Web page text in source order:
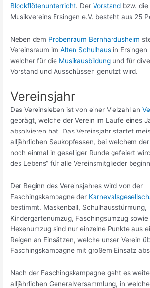
Blockflötenunterricht. DerVorstand bzw.
Musikvereins Ersingen e.V. besteht aus 25
Neben dem Probenraum Bernhardusheim
Vereinsraum imAlten Schulhaus in Ersingen
welcher für die Musikausbildung und für
Vorstand und Ausschüssen genutzt wird.
Vereinsjahr
Das Vereinsleben ist von einer Vielzahl an
geprägt, welche der Verein im Laufe eines
absolvieren hat. Das Vereinsjahr startet
alljährlichen Saukopfessen, bei welchem
noch einmal in geselliger Runde gefeiert
des Lebens“ für alle Vereinsmitglieder
Der Beginn des Vereinsjahres wird von der
Faschingskampagne der
bestimmt. Maskenball, Schulhausstürmung,
Kindergartenumzug, Faschingsumzug
Hexenumzug sind nur einzelne Punkte aus
Reigen an Einsätzen, welche unser Verein
Faschingskampagne mit großem Einsatz
Nach der Faschingskampagne geht es
alljährlichen Generalversammlung, in